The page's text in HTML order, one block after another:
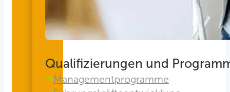
Qualifizierungen und
Managementprogramme